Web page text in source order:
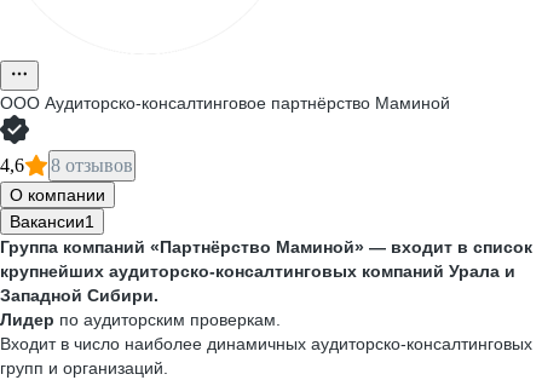
ООО Аудиторско-консалтинговое партнёрство Маминой
4,6 8 отзывов
О компании
Вакансии1
Группа компаний «Партнёрство Маминой» — входит в список
крупнейших аудиторско-консалтинговых компаний Урала и
Западной Сибири.
Лидер по аудиторским проверкам.
Входит в число наиболее динамичных аудиторско-консалтинговых
групп и организаций.